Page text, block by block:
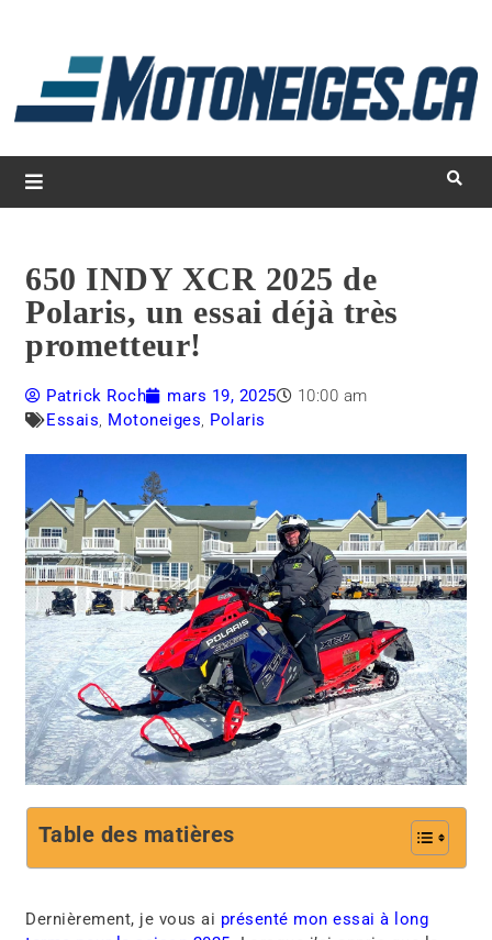
Magazine Motoneiges.ca
650 INDY XCR 2025 de
Polaris, un essai déjà très
prometteur!
Patrick Roch mars 19, 2025
10:00 am
Essais, Motoneiges, Polaris
Table des matières
Dernièrement, je vous ai présenté mon essai à long